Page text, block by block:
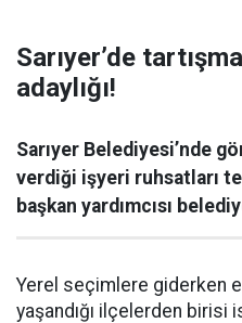
Sarıyer’de
adaylığı!
Sarıyer Belediyesi’nde
verdiği işyeri ruhsatları
başkan yardımcısı
Yerel seçimlere giderken
yaşandığı ilçelerden birisi